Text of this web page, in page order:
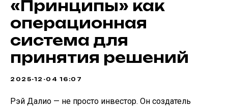
«Принципы» как
операционная
система для
принятия решений
2025-12-04 16:07
Рэй Далио — не просто инвестор. Он создатель